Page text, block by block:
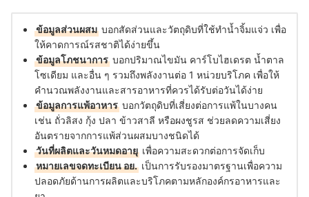
ข้อมูลส่วนผสม บอกสัดส่วนและวัตถุดิบที่ใช้ทำน้ำจิ้มแจ่ว เพื่อ
ให้คาดการณ์รสชาติได้ง่ายขึ้น
ข้อมูลโภชนาการ บอกปริมาณไขมัน คาร์โบไฮเดรต น้ำตาล
โซเดียม และอื่น ๆ รวมถึงพลังงานต่อ 1 หน่วยบริโภค เพื่อให้
คำนวณพลังงานและสารอาหารที่ควรได้รับต่อวันได้ง่าย
ข้อมูลการแพ้อาหาร บอกวัตถุดิบที่เสี่ยงต่อการแพ้ในบางคน
เช่น ถั่วลิสง กุ้ง ปลา ข้าวสาลี หรือผงชูรส ช่วยลดความเสี่ยง
อันตรายจากการแพ้ส่วนผสมบางชนิดได้
วันที่ผลิตและวันหมดอายุ เพื่อความสะดวกต่อการจัดเก็บ
หมายเลขจดทะเบียน อย. เป็นการรับรองมาตรฐานเพื่อความ
ปลอดภัยด้านการผลิตและบริโภคตามหลักองค์กรอาหารและ